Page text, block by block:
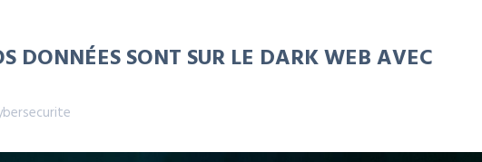
DONNÉES SONT SUR LE DARK WEB AVEC